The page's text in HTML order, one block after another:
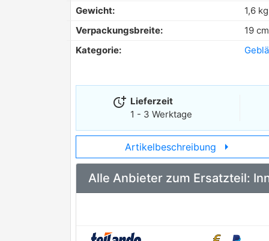
Gewicht:
1,6 kg
Verpackungsbreite:
19 cm
Kategorie:
more_time Lieferzeit
1 - 3 Werktage
Artikelbeschreibung arrow_right
Alle Anbieter zum Ersatzteil: